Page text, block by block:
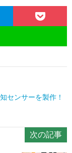
センサーを製作！
次の記事